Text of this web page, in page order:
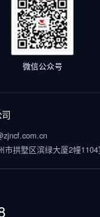
微信公众号
市拱墅区滨绿大厦2幢